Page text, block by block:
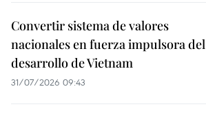
Convertir sistema de valores
nacionales en fuerza impulsora del
desarrollo de Vietnam
31/07/2026 09:43